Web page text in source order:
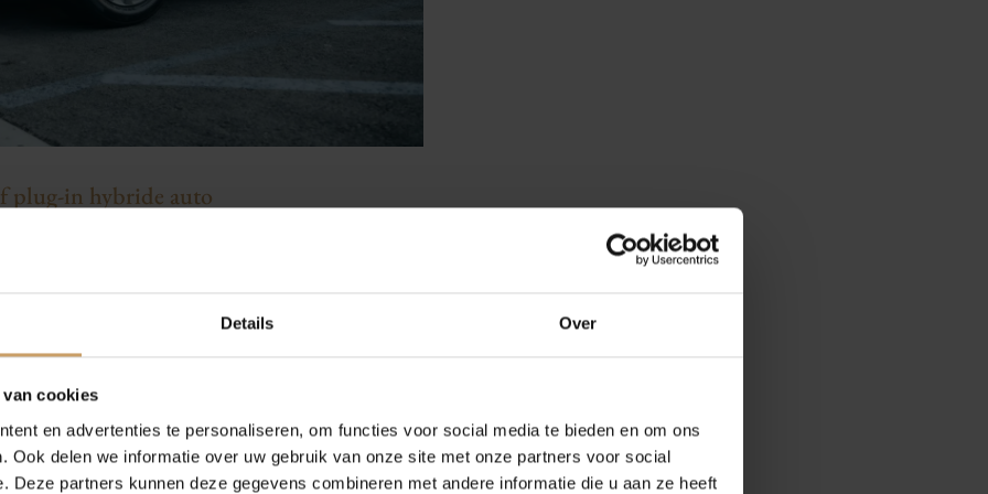
Details Over
van cookies
en advertenties te personaliseren, om functies voor social media te bieden en om ons
Ook delen we informatie over uw gebruik van onze site met onze partners voor social
Deze partners kunnen deze gegevens combineren met andere informatie die u aan ze heeft
plug-in hybride auto
werelden. Je tankt benzine, maar verbruikt
Een plug-in hybride gaat nog een
volledig elektrisch.
hybride kun je laden, maar ben je niet
zeker in stadsverkeer of bij korte ritten.
laadpaal:je hebt altijd de zekerheid van
Autolease
Financiering
Over Autobedrijf De Baaij
Blogs